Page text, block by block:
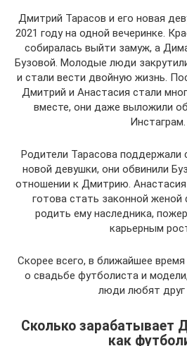
Дмитрий Тарасов и его новая
2021 году на одной вечеринке.
собиралась выйти замуж, а
Бузовой. Молодые люди
и стали вести двойную жизнь.
Дмитрий и Анастасия стали
вместе, они даже выложили
Инстаграм.
Родители Тарасова поддержали
новой девушки, они обвинили
отношении к Дмитрию.
готова стать законной
родить ему наследника,
карьерным
Скорее всего, в ближайшее
о свадьбе футболиста и
люди любят друг
Сколько зарабатывает
как